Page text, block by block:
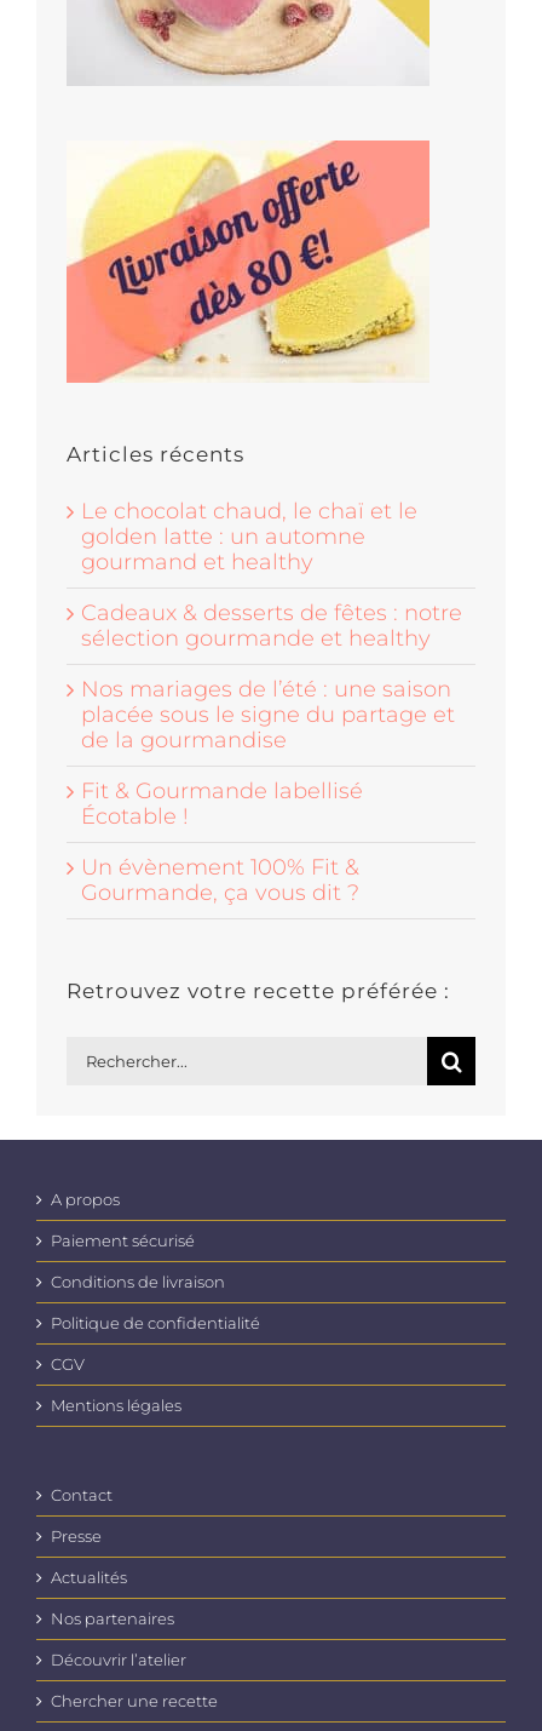
Articles récents
Le chocolat chaud, le chaï et le
golden latte : un automne
gourmand et healthy
Cadeaux & desserts de fêtes : notre
sélection gourmande et healthy
Nos mariages de l’été : une saison
placée sous le signe du partage et
de la gourmandise
Fit & Gourmande labellisé
Écotable !
Un évènement 100% Fit &
Gourmande, ça vous dit ?
Retrouvez votre recette préférée :
A propos
Paiement sécurisé
Conditions de livraison
Politique de confidentialité
CGV
Mentions légales
Contact
Presse
Actualités
Nos partenaires
Découvrir l’atelier
Chercher une recette